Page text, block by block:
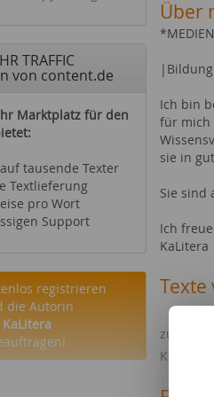
TRAFFIC
von content.de
Marktplatz für den
tausende Texter
Textlieferung
pro Wort
Support
registrieren
die Autorin
KaLitera
Über
Ich bin
für mich
sie in
Sie sind
Ich
KaLitera
Texte
zur